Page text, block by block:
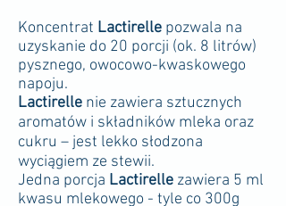
Koncentrat Lactirelle pozwala na
uzyskanie do 20 porcji (ok. 8 litrów)
pysznego, owocowo-kwaskowego
napoju.
Lactirelle nie zawiera sztucznych
aromatów i składników mleka oraz
cukru – jest lekko słodzona
wyciągiem ze stewii.
Jedna porcja Lactirelle zawiera 5 ml
kwasu mlekowego - tyle co 300g